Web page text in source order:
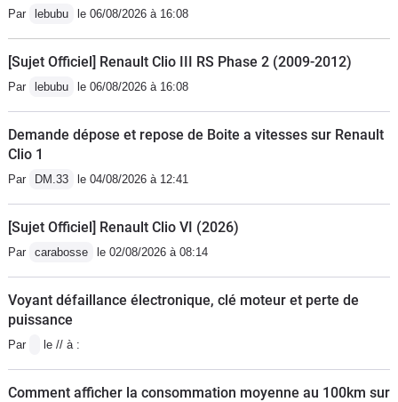
Par lebubu le 06/08/2026 à 16:08
[Sujet Officiel] Renault Clio III RS Phase 2 (2009-2012)
Par lebubu le 06/08/2026 à 16:08
Demande dépose et repose de Boite a vitesses sur Renault
Clio 1
Par DM.33 le 04/08/2026 à 12:41
[Sujet Officiel] Renault Clio VI (2026)
Par carabosse le 02/08/2026 à 08:14
Voyant défaillance électronique, clé moteur et perte de
puissance
Par le // à :
Comment afficher la consommation moyenne au 100km sur